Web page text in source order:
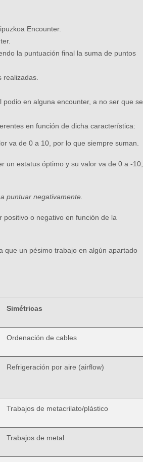
Encounter.
la puntuación final la suma de puntos
en alguna encounter, a no ser que se
en función de dicha característica:
va de 0 a 10, por lo que siempre suman.
un estatus óptimo y su valor va de 0 a -10,
puntuar negativamente.
o negativo en función de la
que un pésimo trabajo en algún apartado
Simétricas
Ordenación de cables
Refrigeración por aire (airflow)
Trabajos de metacrilato/plástico
Trabajos de metal